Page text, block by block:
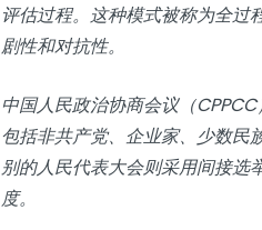
评估过程。这种模式被称为全过
剧性和对抗性。
中国人民政治协商会议（
包括非共产党、企业家、少数民
别的人民代表大会则采用间接选
度。